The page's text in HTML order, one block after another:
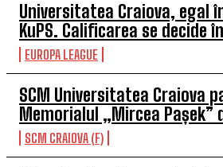
Universitatea Craiova, egal
KuPS. Calificarea se decide
EUROPA LEAGUE
SCM Universitatea Craiova
Memorialul „Mircea Pașek”
SCM CRAIOVA (F)